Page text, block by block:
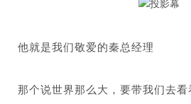
他就是我们敬爱的秦总经理
那个说世界那么大，要带我们去看